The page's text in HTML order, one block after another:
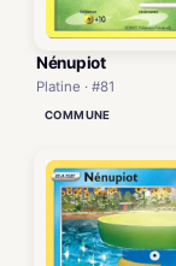
Nénupiot
Platine · #81
COMMUNE